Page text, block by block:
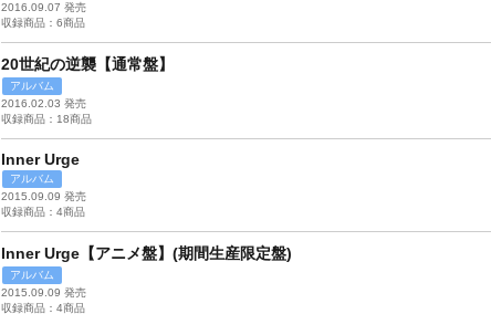
2016.09.07 発売
収録商品：6商品
20世紀の逆襲【通常盤】
アルバム
2016.02.03 発売
収録商品：18商品
Inner Urge
アルバム
2015.09.09 発売
収録商品：4商品
Inner Urge【アニメ盤】(期間生産限定盤)
アルバム
2015.09.09 発売
収録商品：4商品